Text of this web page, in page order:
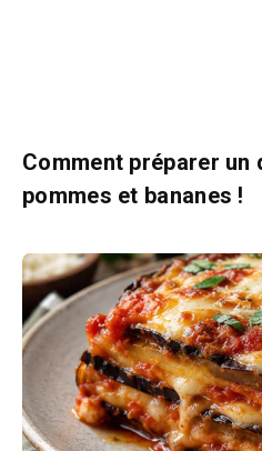
Comment préparer un
pommes et bananes !